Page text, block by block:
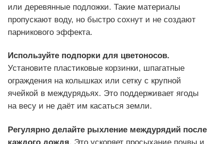
или деревянные подложки. Такие материалы
пропускают воду, но быстро сохнут и не создают
парникового эффекта.
Используйте подпорки для цветоносов.
Установите пластиковые корзинки, шпагатные
ограждения на колышках или сетку с крупной
ячейкой в междурядьях. Это поддерживает ягоды
на весу и не даёт им касаться земли.
Регулярно делайте рыхление междурядий после
каждого дождя. Это ускоряет просыхание почвы и